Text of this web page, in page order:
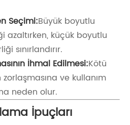
Seçimi:Büyük boyutlu
azaltırken, küçük boyutlu
sınırlandırır.
İhmal Edilmesi:Kötü
ve kullanım
neden olur.
İpuçları